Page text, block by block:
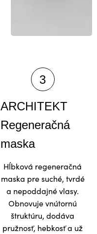
ARCHITEKT
Regeneračná
maska
Hĺbková regeneračná
maska pre suché, tvrdé
a nepoddajné vlasy.
Obnovuje vnútornú
štruktúru, dodáva
pružnosť, hebkosť a už